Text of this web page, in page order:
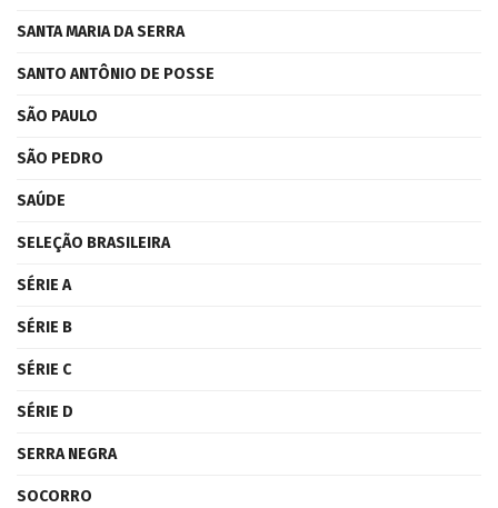
SANTA MARIA DA SERRA
SANTO ANTÔNIO DE POSSE
SÃO PAULO
SÃO PEDRO
SAÚDE
SELEÇÃO BRASILEIRA
SÉRIE A
SÉRIE B
SÉRIE C
SÉRIE D
SERRA NEGRA
SOCORRO